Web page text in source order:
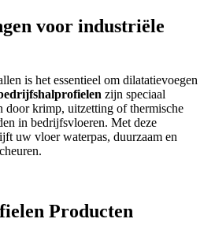
voor industriële
is het essentieel om dilatatievoegen
zijn speciaal
door krimp, uitzetting of thermische
in bedrijfsvloeren. Met deze
uw vloer waterpas, duurzaam en
Producten